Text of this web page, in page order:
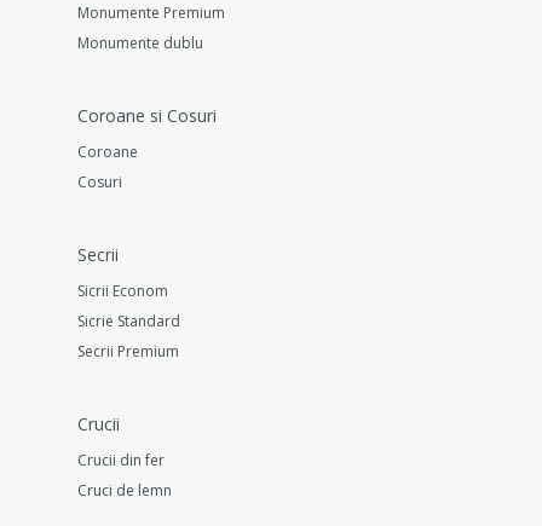
Monumente Premium
Monumente dublu
Coroane si Cosuri
Coroane
Cosuri
Secrii
Sicrii Econom
Sicrie Standard
Secrii Premium
Crucii
Crucii din fer
Cruci de lemn